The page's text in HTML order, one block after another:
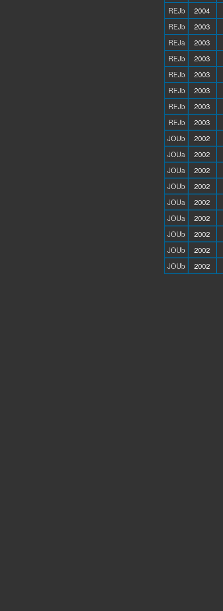
REJb
2004
REJb
2003
REJa
2003
REJb
2003
REJb
2003
REJb
2003
REJb
2003
REJb
2003
JOUb
2002
JOUa
2002
JOUa
2002
JOUb
2002
JOUa
2002
JOUa
2002
JOUb
2002
JOUb
2002
JOUb
2002